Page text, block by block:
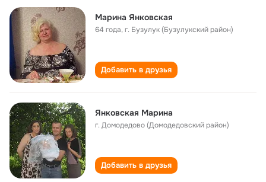
Марина Янковская
64 года,г. Бузулук (Бузулукский район)
Добавить в друзья
Янковская Марина
г. Домодедово (Домодедовский район)
Добавить в друзья